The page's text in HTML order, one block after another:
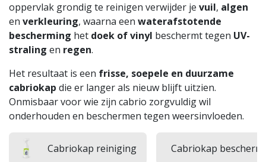
oppervlak grondig te reinigen verwijder je vuil, algen
en verkleuring, waarna een waterafstotende
bescherming het doek of vinyl beschermt tegen UV-
straling en regen.
Het resultaat is een frisse, soepele en duurzame
cabriokap die er langer als nieuw blijft uitzien.
Onmisbaar voor wie zijn cabrio zorgvuldig wil
onderhouden en beschermen tegen weersinvloeden.
Cabriokap reiniging Cabriokap